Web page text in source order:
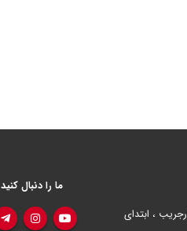
، ابتدای
ما را دنبال کنید